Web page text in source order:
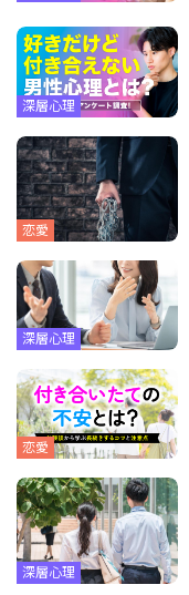
深層心理
恋愛
深層心理
恋愛
深層心理